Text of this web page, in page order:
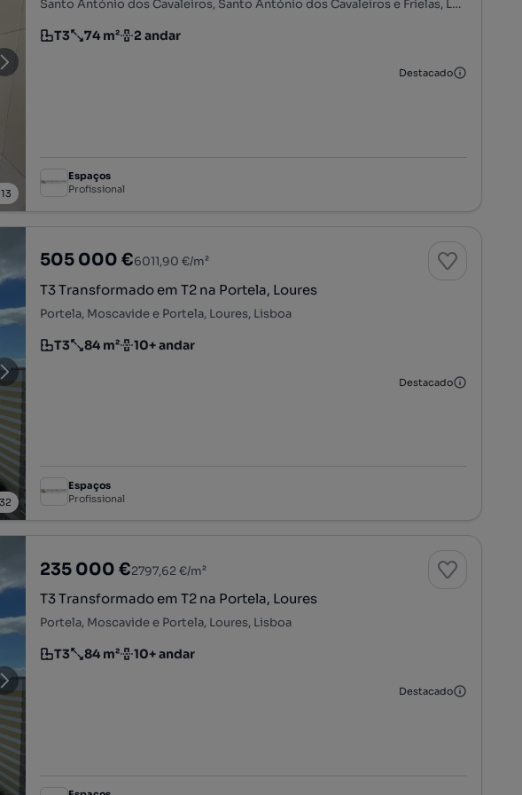
13
Santo António dos Cavaleiros, Santo António dos Cavaleiros e Frielas, Loures, Lisboa
Tipologia
T3
Preço por metro quadrado
74 m²
Andar 2 andar
Destacado
Espaços
Profissional
32
505 000 €6011,90 €/m²
T3 Transformado em T2 na Portela, Loures
Portela, Moscavide e Portela, Loures, Lisboa
Tipologia
T3
Preço por metro quadrado
84 m²
Andar 10+ andar
Destacado
Espaços
Profissional
235 000 €2797,62 €/m²
T3 Transformado em T2 na Portela, Loures
Portela, Moscavide e Portela, Loures, Lisboa
Tipologia
T3
Preço por metro quadrado
84 m²
Andar 10+ andar
Destacado